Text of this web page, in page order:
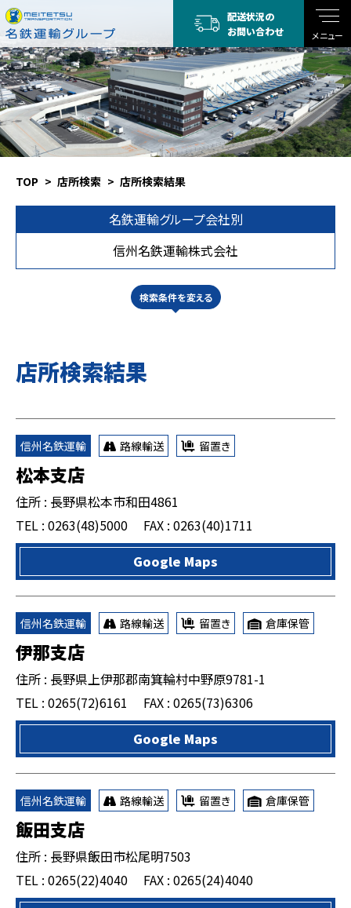
メニュー
配送状況の
お問い合わせ
TOP 店所検索 店所検索結果
名鉄運輸グループ会社別
信州名鉄運輸株式会社
検索条件を変える
店所検索結果
信州名鉄運輸 路線輸送 留置き
松本支店
住所 : 長野県松本市和田4861
TEL : 0263(48)5000
FAX : 0263(40)1711
Google Maps
信州名鉄運輸 路線輸送 留置き 倉庫保管
伊那支店
住所 : 長野県上伊那郡南箕輪村中野原9781-1
TEL : 0265(72)6161
FAX : 0265(73)6306
Google Maps
信州名鉄運輸 路線輸送 留置き 倉庫保管
飯田支店
住所 : 長野県飯田市松尾明7503
TEL : 0265(22)4040
FAX : 0265(24)4040